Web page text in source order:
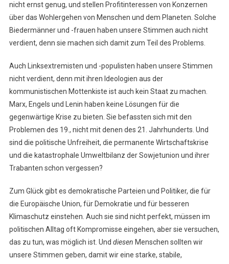
nicht ernst genug, und stellen Profitinteressen von Konzernen
über das Wohlergehen von Menschen und dem Planeten. Solche
Biedermänner und -frauen haben unsere Stimmen auch nicht
verdient, denn sie machen sich damit zum Teil des Problems.
Auch Linksextremisten und -populisten haben unsere Stimmen
nicht verdient, denn mit ihren Ideologien aus der
kommunistischen Mottenkiste ist auch kein Staat zu machen.
Marx, Engels und Lenin haben keine Lösungen für die
gegenwärtige Krise zu bieten. Sie befassten sich mit den
Problemen des 19., nicht mit denen des 21. Jahrhunderts. Und
sind die politische Unfreiheit, die permanente Wirtschaftskrise
und die katastrophale Umweltbilanz der Sowjetunion und ihrer
Trabanten schon vergessen?
Zum Glück gibt es demokratische Parteien und Politiker, die für
die Europäische Union, für Demokratie und für besseren
Klimaschutz einstehen. Auch sie sind nicht perfekt, müssen im
politischen Alltag oft Kompromisse eingehen, aber sie versuchen,
das zu tun, was möglich ist. Und diesen Menschen sollten wir
unsere Stimmen geben, damit wir eine starke, stabile,